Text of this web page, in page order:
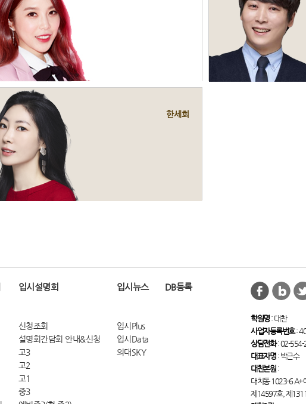
한세희
입시설명회
신청조회
설명회간담회 안내&신청
고3
고2
고1
중3
입시뉴스
입시Plus
입시Data
의대SKY
DB등록
학원명: 대찬
사업자등록번호:
상담전화: 02-554-
대표자명: 박근수
대찬본원 :
대치동 1023-6 A+
제14597호, 제